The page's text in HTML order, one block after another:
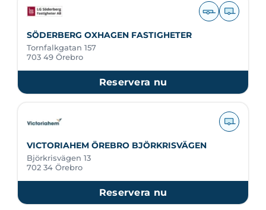
SÖDERBERG OXHAGEN FASTIGHETER
Tornfalkgatan 157
703 49 Örebro
Reservera nu
VICTORIAHEM ÖREBRO BJÖRKRISVÄGEN
Björkrisvägen 13
702 34 Örebro
Reservera nu